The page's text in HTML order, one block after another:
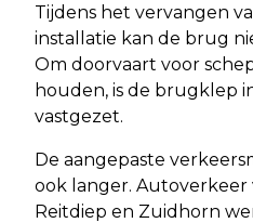
Tijdens het vervangen
installatie kan de brug
Om doorvaart voor
houden, is de brugklep
vastgezet.
De aangepaste
ook langer.
Reitdiep en Zuidhorn